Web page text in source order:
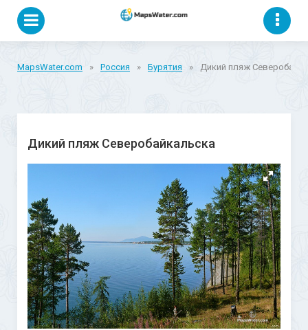
MapsWater.com » Россия » Бурятия » Дикий пляж
Дикий пляж Северобайкальска